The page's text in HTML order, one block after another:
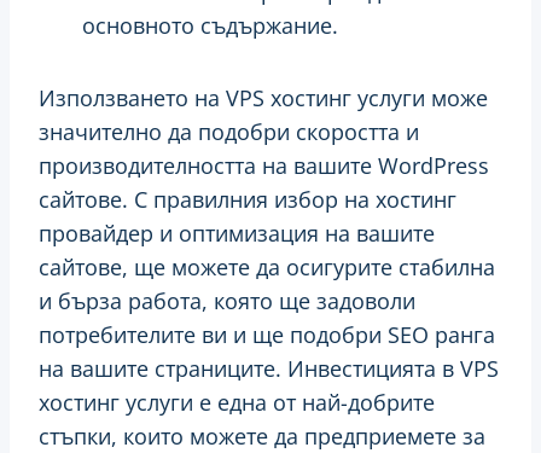
основното съдържание.
Използването на VPS хостинг услуги може
значително да подобри скоростта и
производителността на вашите WordPress
сайтове. С правилния избор на хостинг
провайдер и оптимизация на вашите
сайтове, ще можете да осигурите стабилна
и бърза работа, която ще задоволи
потребителите ви и ще подобри SEO ранга
на вашите страниците. Инвестицията в VPS
хостинг услуги е една от най-добрите
стъпки, които можете да предприемете за